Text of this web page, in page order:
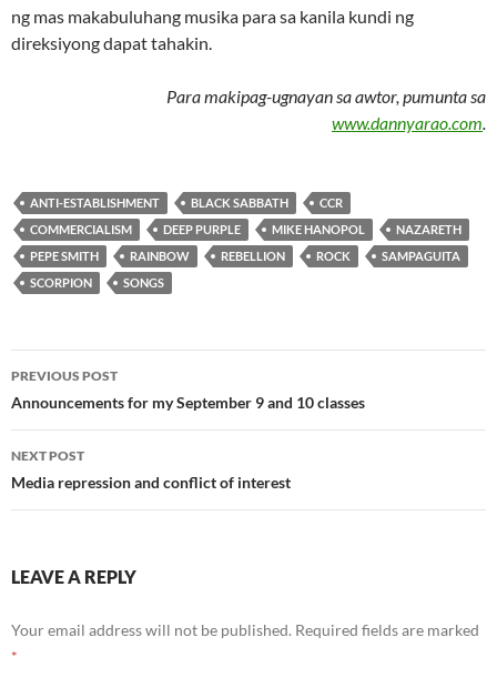
ng mas makabuluhang musika para sa kanila kundi ng
direksiyong dapat tahakin.
Para makipag-ugnayan sa awtor, pumunta sa
www.dannyarao.com.
ANTI-ESTABLISHMENT BLACK SABBATH
CCR
COMMERCIALISM
DEEP PURPLE MIKE HANOPOL
NAZARETH
PEPE SMITH
RAINBOW REBELLION ROCK
SAMPAGUITA
SCORPION
SONGS
Post
navigation
PREVIOUS POST
Announcements for my September 9 and 10 classes
NEXT POST
Media repression and conflict of interest
LEAVE A REPLY
Your email address will not be published. Required fields are marked
*